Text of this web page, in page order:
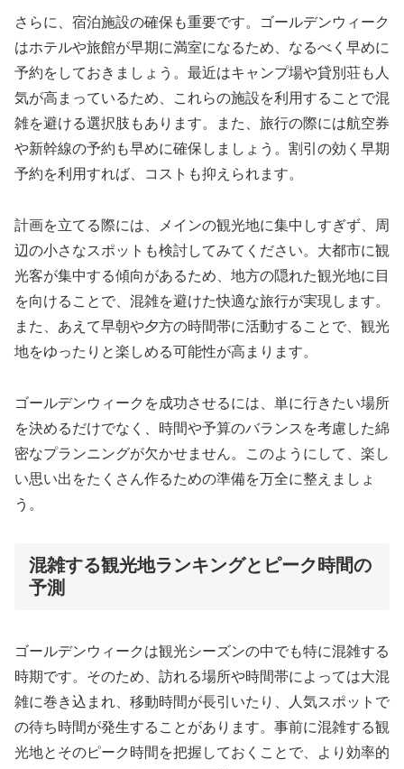
さらに、宿泊施設の確保も重要です。ゴールデンウィーク
はホテルや旅館が早期に満室になるため、なるべく早めに
予約をしておきましょう。最近はキャンプ場や貸別荘も人
気が高まっているため、これらの施設を利用することで混
雑を避ける選択肢もあります。また、旅行の際には航空券
や新幹線の予約も早めに確保しましょう。割引の効く早期
予約を利用すれば、コストも抑えられます。
計画を立てる際には、メインの観光地に集中しすぎず、周
辺の小さなスポットも検討してみてください。大都市に観
光客が集中する傾向があるため、地方の隠れた観光地に目
を向けることで、混雑を避けた快適な旅行が実現します。
また、あえて早朝や夕方の時間帯に活動することで、観光
地をゆったりと楽しめる可能性が高まります。
ゴールデンウィークを成功させるには、単に行きたい場所
を決めるだけでなく、時間や予算のバランスを考慮した綿
密なプランニングが欠かせません。このようにして、楽し
い思い出をたくさん作るための準備を万全に整えましょ
う。
混雑する観光地ランキングとピーク時間の
予測
ゴールデンウィークは観光シーズンの中でも特に混雑する
時期です。そのため、訪れる場所や時間帯によっては大混
雑に巻き込まれ、移動時間が長引いたり、人気スポットで
の待ち時間が発生することがあります。事前に混雑する観
光地とそのピーク時間を把握しておくことで、より効率的